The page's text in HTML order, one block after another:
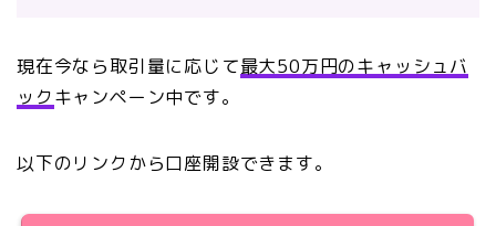
現在今なら取引量に応じて最大50万円のキャッシュバ
ックキャンペーン中です。
以下のリンクから口座開設できます。